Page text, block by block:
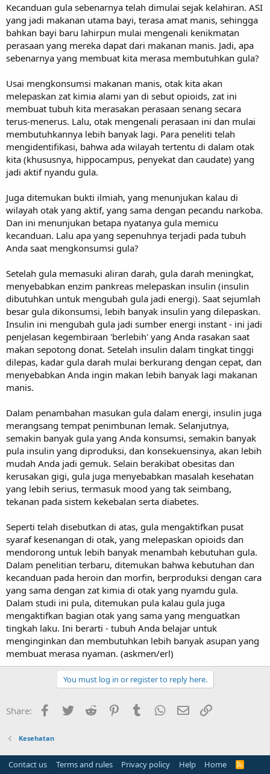
Kecanduan gula sebenarnya telah dimulai sejak kelahiran. ASI
yang jadi makanan utama bayi, terasa amat manis, sehingga
bahkan bayi baru lahirpun mulai mengenali kenikmatan
perasaan yang mereka dapat dari makanan manis. Jadi, apa
sebenarnya yang membuat kita merasa membutuhkan gula?
Usai mengkonsumsi makanan manis, otak kita akan
melepaskan zat kimia alami yan di sebut opioids, zat ini
membuat tubuh kita merasakan perasaan senang secara
terus-menerus. Lalu, otak mengenali perasaan ini dan mulai
membutuhkannya lebih banyak lagi. Para peneliti telah
mengidentifikasi, bahwa ada wilayah tertentu di dalam otak
kita (khususnya, hippocampus, penyekat dan caudate) yang
jadi aktif nyandu gula.
Juga ditemukan bukti ilmiah, yang menunjukan kalau di
wilayah otak yang aktif, yang sama dengan pecandu narkoba.
Dan ini menunjukan betapa nyatanya gula memicu
kecanduan. Lalu apa yang sepenuhnya terjadi pada tubuh
Anda saat mengkonsumsi gula?
Setelah gula memasuki aliran darah, gula darah meningkat,
menyebabkan enzim pankreas melepaskan insulin (insulin
dibutuhkan untuk mengubah gula jadi energi). Saat sejumlah
besar gula dikonsumsi, lebih banyak insulin yang dilepaskan.
Insulin ini mengubah gula jadi sumber energi instant - ini jadi
penjelasan kegembiraan 'berlebih' yang Anda rasakan saat
makan sepotong donat. Setelah insulin dalam tingkat tinggi
dilepas, kadar gula darah mulai berkurang dengan cepat, dan
menyebabkan Anda ingin makan lebih banyak lagi makanan
manis.
Dalam penambahan masukan gula dalam energi, insulin juga
merangsang tempat penimbunan lemak. Selanjutnya,
semakin banyak gula yang Anda konsumsi, semakin banyak
pula insulin yang diproduksi, dan konsekuensinya, akan lebih
mudah Anda jadi gemuk. Selain berakibat obesitas dan
kerusakan gigi, gula juga menyebabkan masalah kesehatan
yang lebih serius, termasuk mood yang tak seimbang,
tekanan pada sistem kekebalan serta diabetes.
Seperti telah disebutkan di atas, gula mengaktifkan pusat
syaraf kesenangan di otak, yang melepaskan opioids dan
mendorong untuk lebih banyak menambah kebutuhan gula.
Dalam penelitian terbaru, ditemukan bahwa kebutuhan dan
kecanduan pada heroin dan morfin, berproduksi dengan cara
yang sama dengan zat kimia di otak yang nyamdu gula.
Dalam studi ini pula, ditemukan pula kalau gula juga
mengaktifkan bagian otak yang sama yang menguatkan
tingkah laku. Ini berarti - tubuh Anda belajar untuk
menginginkan dan membutuhkan lebih banyak asupan yang
membuat merasa nyaman. (askmen/erl)
You must log in or register to reply here.
Share: Facebook
Twitter Reddit PinterestTumblr WhatsApp
Email
Kesehatan
Contact us Terms and rules Privacy policy Help Home
R